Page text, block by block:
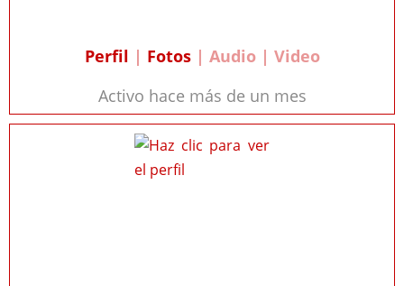
Perfil | Fotos| Audio | Video
Activo hace más de un mes